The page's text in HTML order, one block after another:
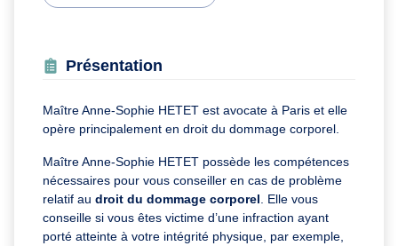
Présentation
Maître Anne-Sophie HETET est avocate à Paris et elle
opère principalement en droit du dommage corporel.
Maître Anne-Sophie HETET possède les compétences
nécessaires pour vous conseiller en cas de problème
relatif au droit du dommage corporel . Elle vous
conseille si vous êtes victime d’une infraction ayant
porté atteinte à votre intégrité physique, par exemple,